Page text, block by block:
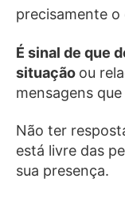
precisamente o
É sinal de que
situação ou
mensagens
Não ter
está livre das
sua presença.